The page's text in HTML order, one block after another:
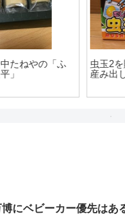
虫玉2を購入して、早速
産み出してみました!
にベビーカー優先はあ